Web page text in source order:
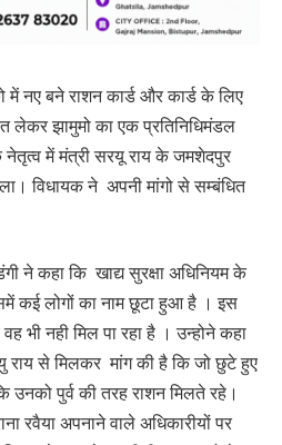
में नए बने राशन कार्ड और कार्ड के लिए
लेकर झामुमो का एक प्रतिनिधिमंडल
में मंत्री सरयू राय के जमशेदपुर
विधायक ने अपनी मांगो से सम्बंधित
ने कहा कि खाद्य सुरक्षा अधिनियम के
कई लोगों का नाम छूटा हुआ है । इस
भी नही मिल पा रहा है । उन्होने कहा
राय से मिलकर मांग की है कि जो छुटे हुए
उनको पुर्व की तरह राशन मिलते रहे।
रवैया अपनाने वाले अधिकारीयों पर